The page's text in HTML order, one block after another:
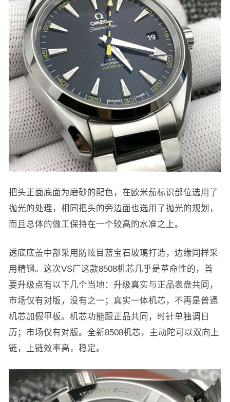
把头正面底面为磨砂的配色，在欧米茄标识部位选用了
抛光的处理，相同把头的旁边面也选用了抛光的规划，
而且总体的做工保持在一个较高的水准之上。
透底底盖中部采用防眩目蓝宝石玻璃打造，边缘同样采
用精钢。这次VS厂这款8508机芯几乎是革命性的，首
要升级点有以下几个当地：升级真实与正品表盘共同，
市场仅有对版，没有之一；真实一体机芯，不再是普通
机芯加假甲板。机芯功能跟正品共同，时针单独调日
历；市场仅有对版。全新8508机芯，主动陀可以双向上
链，上链效率高，稳定。